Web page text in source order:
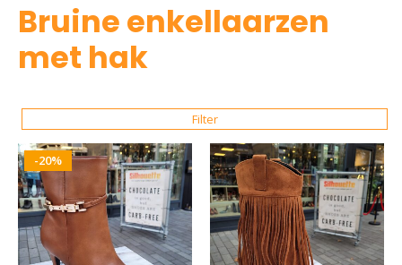
Bruine enkellaarzen
met hak
Filter
-20%